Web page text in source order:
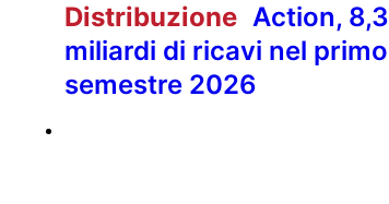
Distribuzione Action, 8,3
miliardi di ricavi nel primo
semestre 2026